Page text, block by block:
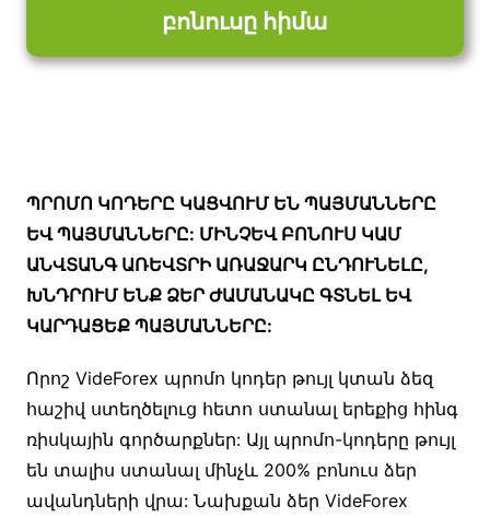
բոնուսը հիմա
ՊՐՈՄՈ ԿՈԴԵՐԸ ԿԱՑՎՈՒՄ ԵՆ ՊԱՅՄԱՆՆԵՐԸ
ԵՎ ՊԱՅՄԱՆՆԵՐԸ: ՄԻՆՉԵՎ ԲՈՆՈՒՍ ԿԱՄ
ԱՆՎՏԱՆԳ ԱՌԵՎՏՐԻ ԱՌԱՋԱՐԿ ԸՆԴՈՒՆԵԼԸ,
ԽՆԴՐՈՒՄ ԵՆՔ ՁԵՐ ԺԱՄԱՆԱԿԸ ԳՏՆԵԼ ԵՎ
ԿԱՐԴԱՑԵՔ ՊԱՅՄԱՆՆԵՐԸ:
Որոշ VideForex պրոմո կոդեր թույլ կտան ձեզ
հաշիվ ստեղծելուց հետո ստանալ երեքից հինգ
ռիսկային գործարքներ: Այլ պրոմո-կոդերը թույլ
են տալիս ստանալ մինչև 200% բոնուս ձեր
ավանդների վրա: Նախքան ձեր VideForex